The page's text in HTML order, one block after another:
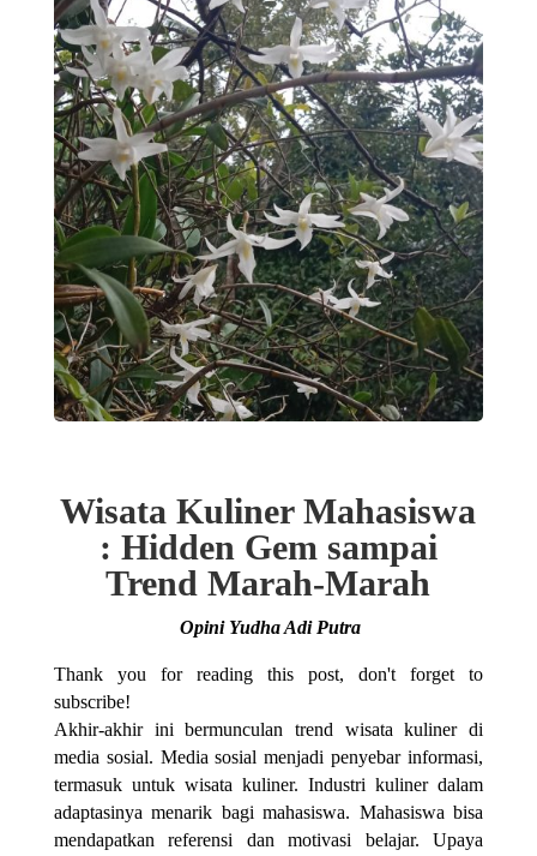
Wisata Kuliner Mahasiswa
: Hidden Gem sampai
Trend Marah-Marah
Opini Yudha Adi Putra
Thank you for reading this post, don't forget to
subscribe!
Akhir-akhir ini bermunculan trend wisata kuliner di
media sosial. Media sosial menjadi penyebar informasi,
termasuk untuk wisata kuliner. Industri kuliner dalam
adaptasinya menarik bagi mahasiswa. Mahasiswa bisa
mendapatkan referensi dan motivasi belajar. Upaya